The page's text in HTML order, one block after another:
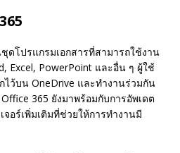
ชุดโปรแกรมเอกสารที่สามารถใช้งาน
Excel, PowerPoint และอื่น ๆ ผู้ใช้
ไว้บน OneDrive และทำงานร่วมกัน
365 ยังมาพร้อมกับการอัพเดต
อร์เพิ่มเติมที่ช่วยให้การทำงานมี